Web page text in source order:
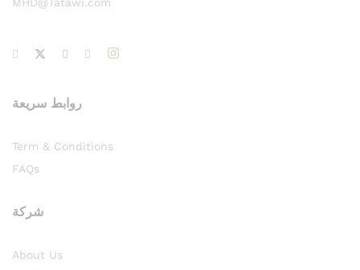
روابط سريعة
Term & Conditions
FAQs
شركة
About Us